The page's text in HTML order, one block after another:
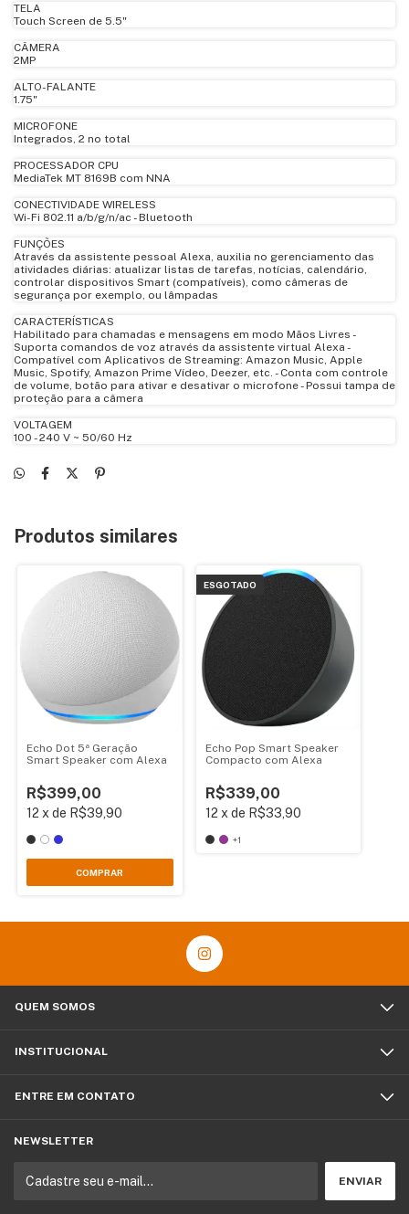
TELA
Touch Screen de 5.5"
CÂMERA
2MP
ALTO-FALANTE
1.75"
MICROFONE
Integrados, 2 no total
PROCESSADOR CPU
MediaTek MT 8169B com NNA
CONECTIVIDADE WIRELESS
Wi-Fi 802.11 a/b/g/n/ac - Bluetooth
FUNÇÕES
Através da assistente pessoal Alexa, auxilia no gerenciamento das
atividades diárias: atualizar listas de tarefas, notícias, calendário,
controlar dispositivos Smart (compatíveis), como câmeras de
segurança por exemplo, ou lâmpadas
CARACTERÍSTICAS
Habilitado para chamadas e mensagens em modo Mãos Livres -
Suporta comandos de voz através da assistente virtual Alexa -
Compatível com Aplicativos de Streaming: Amazon Music, Apple
Music, Spotify, Amazon Prime Vídeo, Deezer, etc. - Conta com controle
de volume, botão para ativar e desativar o microfone - Possui tampa de
proteção para a câmera
VOLTAGEM
100 - 240 V ~ 50/60 Hz
Produtos similares
Echo Dot 5ª Geração
Smart Speaker com Alexa
R$399,00
12 xde R$39,90
COMPRAR
ESGOTADO
Echo Pop Smart Speaker
Compacto com Alexa
R$339,00
12 xde R$33,90
+1
QUEM SOMOS
INSTITUCIONAL
ENTRE EM CONTATO
NEWSLETTER